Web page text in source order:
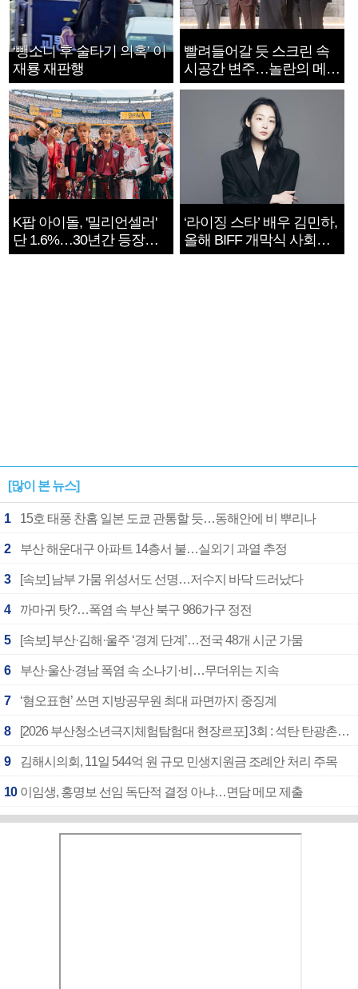
‘뺑소니 후 술타기 의혹’ 이
재룡 재판행
빨려들어갈 듯 스크린 속
시공간 변주…놀란의 메시
지는 ‘전쟁 속죄’
K팝 아이돌, '밀리언셀러'
단 1.6%…30년간 등장
1182개팀 전수조사
‘라이징 스타’ 배우 김민하,
올해 BIFF 개막식 사회자
확정
[많이 본 뉴스]
1 15호 태풍 찬홈 일본 도쿄 관통할 듯…동해안에 비 뿌리나
2 부산 해운대구 아파트 14층서 불…실외기 과열 추정
3 [속보] 남부 가뭄 위성서도 선명…저수지 바닥 드러났다
4 까마귀 탓?…폭염 속 부산 북구 986가구 정전
5 [속보] 부산·김해·울주 ‘경계 단계’…전국 48개 시군 가뭄
6 부산·울산·경남 폭염 속 소나기·비…무더위는 지속
7 ‘혐오표현’ 쓰면 지방공무원 최대 파면까지 중징계
8 [2026 부산청소년극지체험탐험대 현장르포] 3회 : 석탄 탄광촌에서 북극 연구의 중심지로
9 김해시의회, 11일 544억 원 규모 민생지원금 조례안 처리 주목
10 이임생, 홍명보 선임 독단적 결정 아냐…면담 메모 제출